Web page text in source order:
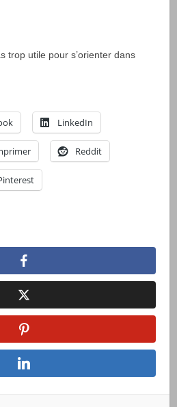
trop utile pour s’orienter dans
LinkedIn
Reddit